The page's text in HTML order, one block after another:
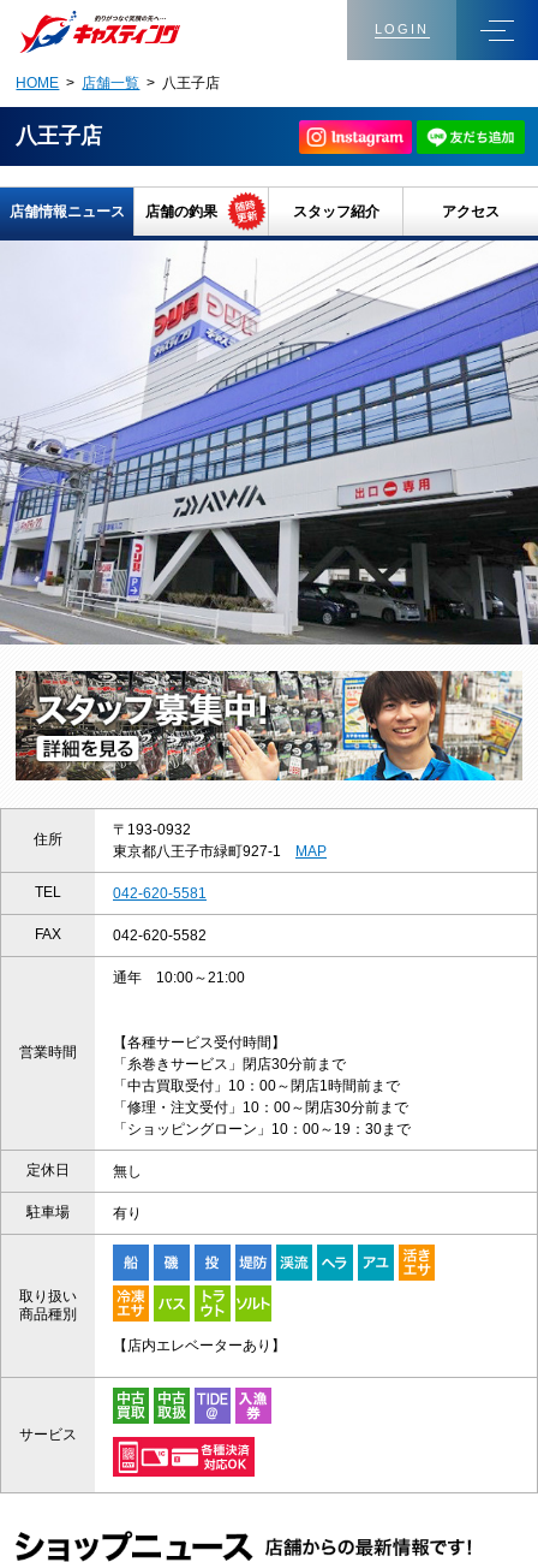
LOGIN
HOME > 店舗一覧 > 八王子店
八王子店
店舗情報ニュース 店舗の釣果 スタッフ紹介 アクセス
住所
〒193-0932
東京都八王子市緑町927-1 MAP
TEL 042-620-5581
FAX 042-620-5582
営業時間
通年 10:00～21:00
【各種サービス受付時間】
「糸巻きサービス」閉店30分前まで
「中古買取受付」10：00～閉店1時間前まで
「修理・注文受付」10：00～閉店30分前まで
「ショッピングローン」10：00～19：30まで
定休日 無し
駐車場 有り
取り扱い
商品種別
【店内エレベーターあり】
サービス